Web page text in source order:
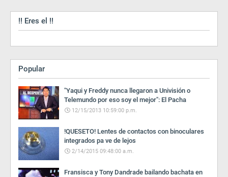
!! Eres el !!
Popular
"Yaqui y Freddy nunca llegaron a Univisión o
Telemundo por eso soy el mejor": El Pacha
12/15/2013 10:59:00 p.m.
!QUESETO! Lentes de contactos con binoculares
integrados pa ve de lejos
2/14/2015 09:48:00 a.m.
Fransisca y Tony Dandrade bailando bachata en